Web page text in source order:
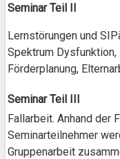
Seminar Teil II
Lernstörungen und
Spektrum
Förderplanung,
Seminar Teil III
Fallarbeit. Anhand der
Seminarteilnehmer
Gruppenarbeit